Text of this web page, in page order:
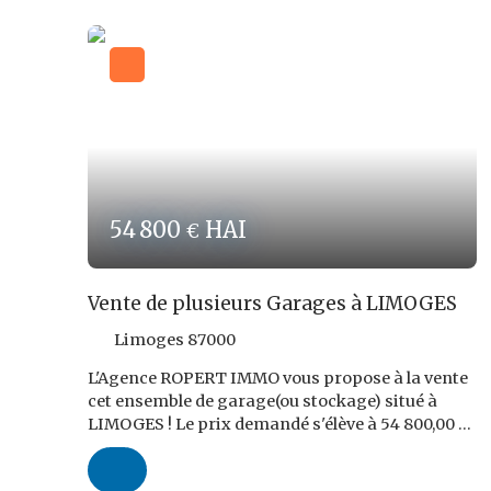
240,00 € FAI dont 18 240,00 € TTC soit 9,6 % TTC
du prix de vente net vendeur à la charge de
l'acquéreur. La taxe Foncière était de 4. 606,00 €
54 800€HAI
Vente de plusieurs Garages à LIMOGES
Limoges 87000
L'Agence ROPERT IMMO vous propose à la vente
cet ensemble de garage(ou stockage) situé à
LIMOGES ! Le prix demandé s'élève à 54 800,00 €
FAI dont 4 800,00 € TTC d'honoraires d'Agence ç
charge de l'acquéreur. Les risques auxquels ce